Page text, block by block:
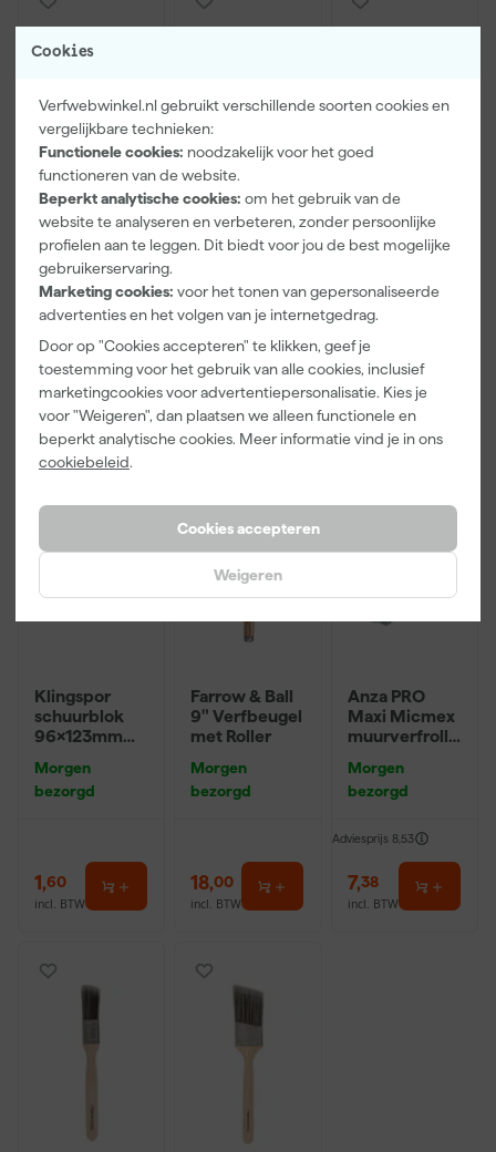
Cookies
Verfwebwinkel.nl gebruikt verschillende soorten cookies en
vergelijkbare technieken:
Functionele cookies: noodzakelijk voor het goed
functioneren van de website.
Beperkt analytische cookies: om het gebruik van de
website te analyseren en verbeteren, zonder persoonlijke
profielen aan te leggen. Dit biedt voor jou de best mogelijke
gebruikerservaring.
Marketing cookies: voor het tonen van gepersonaliseerde
advertenties en het volgen van je internetgedrag.
Door op "Cookies accepteren" te klikken, geef je
toestemming voor het gebruik van alle cookies, inclusief
marketingcookies voor advertentiepersonalisatie. Kies je
voor "Weigeren", dan plaatsen we alleen functionele en
beperkt analytische cookies. Meer informatie vind je in ons
cookiebeleid.
Cookies accepteren
Weigeren
Paintura
Lucamax
Washi tape -
50mx24mm
Morgen
bezorgd
Adviesprijs 6,00
3,99
incl. BTW
Farrow & Ball
F&B
Kleurenwaaie
Morgen
bezorgd
22,00
incl. BTW
Go!Paint Roll
And Go
Verfemmer -
8L + 5
Inzetemmers
Morgen
bezorgd
10,99
incl. BTW
Onze Top 10
Klingspor
schuurblok
96x123mm
Morgen
bezorgd
1,60
incl. BTW
Farrow & Ball
9" Verfbeugel
met Roller
Morgen
bezorgd
18,00
incl. BTW
Anza PRO
Maxi Micmex
muurverfrolle
Morgen
bezorgd
Adviesprijs 8,53
7,38
incl. BTW